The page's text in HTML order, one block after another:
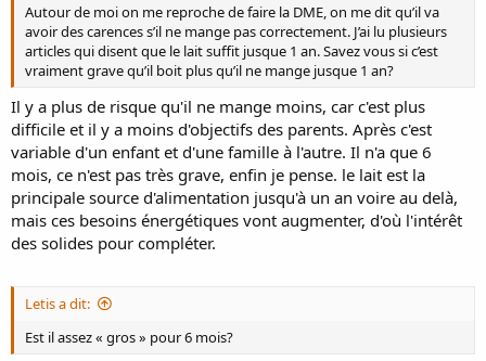
Autour de moi on me reproche de faire la DME, on me dit qu’il va
avoir des carences s’il ne mange pas correctement. J’ai lu plusieurs
articles qui disent que le lait suffit jusque 1 an. Savez vous si c’est
vraiment grave qu’il boit plus qu’il ne mange jusque 1 an?
Il y a plus de risque qu'il ne mange moins, car c'est plus
difficile et il y a moins d'objectifs des parents. Après c'est
variable d'un enfant et d'une famille à l'autre. Il n'a que 6
mois, ce n'est pas très grave, enfin je pense. le lait est la
principale source d'alimentation jusqu'à un an voire au delà,
mais ces besoins énergétiques vont augmenter, d'où l'intérêt
des solides pour compléter.
Letis a dit:
Est il assez « gros » pour 6 mois?